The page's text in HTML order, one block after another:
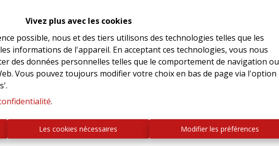
Vivez plus avec les cookies
possible, nous et des tiers utilisons des technologies telles que les
informations de l'appareil. En acceptant ces technologies, vous nous
des données personnelles telles que le comportement de navigation ou
Vous pouvez toujours modifier votre choix en bas de page via l'option
.
Les cookies nécessaires Modifier les préférences